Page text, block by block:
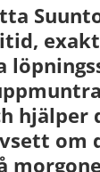
hjälper
om